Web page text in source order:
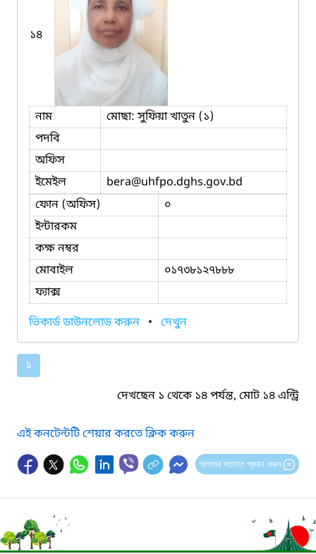
১৪
নাম
মোছা: সুফিয়া খাতুন (১)
পদবি
অফিস
ইমেইল
bera@uhfpo.dghs.gov.bd
ফোন (অফিস)
০
ইন্টারকম
কক্ষ নম্বর
মোবাইল
০১৭৩৮১২৭৮৮৮
ফ্যাক্স
ভিকার্ড ডাউনলোড করুন • দেখুন
১
দেখছেন ১ থেকে ১৪ পর্যন্ত, মোট ১৪ এন্ট্রি
এই কনটেন্টটি শেয়ার করতে ক্লিক করুন
আপনার মতামত প্রদান করুন